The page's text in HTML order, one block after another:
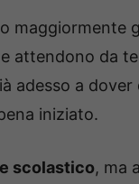
maggiormente
attendono da
adesso a dover
iniziato.
scolastico, ma